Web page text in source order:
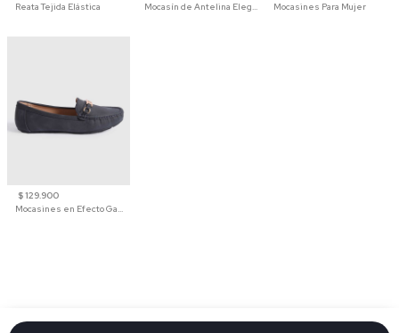
Reata Tejida Elástica
Mocasín de Antelina Elegante con Suela de Contraste Para Hombre
Mocasines Para Mujer
$ 129.900
Mocasines en Efecto Gamuzado Para Mujer